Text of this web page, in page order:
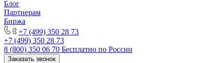
Блог
Партнерам
Биржа
+7 (499) 350 28 73
+7 (499) 350 28 73
8 (800) 350 06 70 Бесплатно по России
Заказать звонок